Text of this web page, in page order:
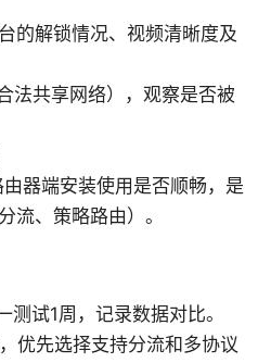
的解锁情况、视频清晰度及
法共享网络），观察是否被
器端安装使用是否顺畅，是
流、策略路由）。
试1周，记录数据对比。
优先选择支持分流和多协议